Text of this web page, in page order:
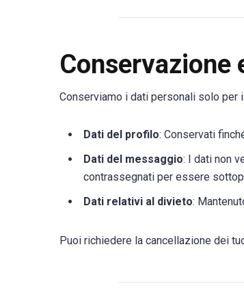
Conservazione
Conserviamo i dati personali solo
Dati del profilo: Conservati
Dati del messaggio: I dati non
contrassegnati per essere
Dati relativi al divieto:
Puoi richiedere la cancellazione dei